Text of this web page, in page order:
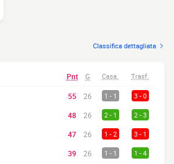
Classifica dettagliata
Pnt G Casa. Trasf.
55 26 1 - 1 3 - 0
48 26 2 - 1 2 - 3
47 26 1 - 2 3 - 1
39 26 1 - 1 1 - 4